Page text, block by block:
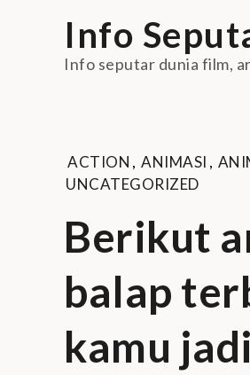
Info
Info seputar dunia film,
ACTION , ANIMASI ,
UNCATEGORIZED
Berikut
balap
kamu